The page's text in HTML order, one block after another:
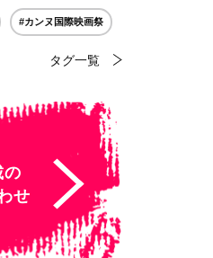
#カンヌ国際映画祭
タグ一覧
の
せ